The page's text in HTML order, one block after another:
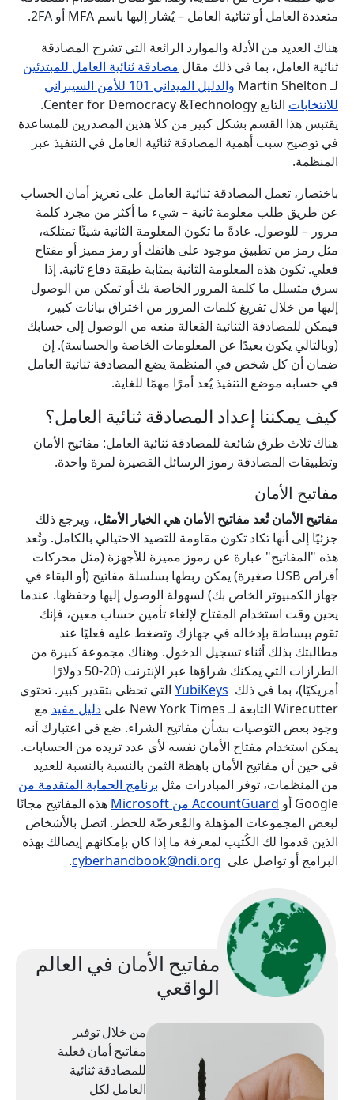
متعددة العامل أو ثنائية العامل – يُشار إليها باسم MFA أو 2FA.
هناك العديد من الأدلة والموارد الرائعة التي تشرح المصادقة
ثنائية العامل، بما في ذلك مقال مصادقة ثنائية العامل للمبتدئين
لـ Martin Shelton
والدليل الميداني 101 للأمن السيبراني
للانتخابات
التابع Center for Democracy &Technology.
يقتبس هذا القسم بشكل كبير من كلا هذين المصدرين للمساعدة
في توضيح سبب أهمية المصادقة ثنائية العامل في التنفيذ عبر
المنظمة.
باختصار، تعمل المصادقة ثنائية العامل على تعزيز أمان الحساب
عن طريق طلب معلومة ثانية – شيء ما أكثر من مجرد كلمة
مرور – للوصول. عادةً ما تكون المعلومة الثانية شيئًا تمتلكه،
مثل رمز من تطبيق موجود على هاتفك أو رمز مميز أو مفتاح
فعلي. تكون هذه المعلومة الثانية بمثابة طبقة دفاع ثانية. إذا
سرق متسلل ما كلمة المرور الخاصة بك أو تمكن من الوصول
إليها من خلال تفريغ كلمات المرور من اختراق بيانات كبير،
فيمكن للمصادقة الثنائية الفعالة منعه من الوصول إلى حسابك
(وبالتالي يكون بعيدًا عن المعلومات الخاصة والحساسة). إن
ضمان أن كل شخص في المنظمة يضع المصادقة ثنائية العامل
في حسابه موضع التنفيذ يُعد أمرًا مهمًا للغاية.
كيف يمكننا إعداد المصادقة ثنائية العامل؟
هناك ثلاث طرق شائعة للمصادقة ثنائية العامل: مفاتيح الأمان
وتطبيقات المصادقة رموز الرسائل القصيرة لمرة واحدة.
مفاتيح الأمان
مفاتيح الأمان تُعد مفاتيح الأمان هي الخيار الأمثل، ويرجع ذلك
جزئيًا إلى أنها تكاد تكون مقاومة للتصيد الاحتيالي بالكامل. وتُعد
هذه "المفاتيح" عبارة عن رموز مميزة للأجهزة (مثل محركات
أقراص USB صغيرة) يمكن ربطها بسلسلة مفاتيح (أو البقاء في
جهاز الكمبيوتر الخاص بك) لسهولة الوصول إليها وحفظها. عندما
يحين وقت استخدام المفتاح لإلغاء تأمين حساب معين، فإنك
تقوم ببساطة بإدخاله في جهازك وتضغط عليه فعليًا عند
مطالبتك بذلك أثناء تسجيل الدخول. وهناك مجموعة كبيرة من
الطرازات التي يمكنك شراؤها عبر الإنترنت (20-50 دولارًا
أمريكيًا)، بما في ذلك YubiKeys التي تحظى بتقدير كبير. تحتوي
Wirecutter التابعة لـ New York Times على
دليل مفيد مع
وجود بعض التوصيات بشأن مفاتيح الشراء. ضع في اعتبارك أنه
يمكن استخدام مفتاح الأمان نفسه لأي عدد تريده من الحسابات.
في حين أن مفاتيح الأمان باهظة الثمن بالنسبة بالنسبة للعديد
من المنظمات، توفر المبادرات مثل برنامج الحماية المتقدمة من
Google أو
AccountGuard من Microsoft
هذه المفاتيح مجانًا
لبعض المجموعات المؤهلة والمُعرضّة للخطر. اتصل بالأشخاص
الذين قدموا لك الكُتيب لمعرفة ما إذا كان بإمكانهم إيصالك بهذه
البرامج أو تواصل على cyberhandbook@ndi.org
.
مفاتيح الأمان في العالم
الواقعي
من خلال توفير
مفاتيح أمان فعلية
للمصادقة ثنائية
العامل لكل